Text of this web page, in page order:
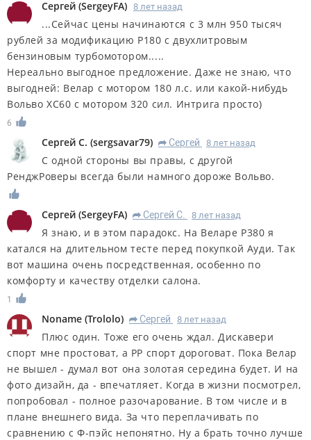
Сергей (SergeyFA) 8 лет назад
...Сейчас цены начинаются с 3 млн 950 тысяч
рублей за модификацию P180 с двухлитровым
бензиновым турбомотором.....
Нереально выгодное предложение. Даже не знаю, что
выгодней: Велар с мотором 180 л.с. или какой-нибудь
Вольво ХС60 с мотором 320 сил. Интрига просто)
6
Сергей С. (sergsavar79) R Сергей 8 лет назад
С одной стороны вы правы, с другой
РенджРоверы всегда были намного дороже Вольво.
Сергей (SergeyFA) R Сергей С. 8 лет назад
Я знаю, и в этом парадокс. На Веларе Р380 я
катался на длительном тесте перед покупкой Ауди. Так
вот машина очень посредственная, особенно по
комфорту и качеству отделки салона.
1
Noname (Trololo) R Сергей 8 лет назад
Плюс один. Тоже его очень ждал. Дискавери
спорт мне простоват, а РР спорт дороговат. Пока Велар
не вышел - думал вот она золотая середина будет. И на
фото дизайн, да - впечатляет. Когда в жизни посмотрел,
попробовал - полное разочарование. В том числе и в
плане внешнего вида. За что переплачивать по
сравнению с Ф-пэйс непонятно. Ну а брать точно лучше